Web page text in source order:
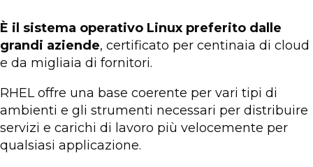
È il sistema operativo Linux preferito dalle
grandi aziende, certificato per centinaia di cloud
e da migliaia di fornitori.
RHEL offre una base coerente per vari tipi di
ambienti e gli strumenti necessari per distribuire
servizi e carichi di lavoro più velocemente per
qualsiasi applicazione.